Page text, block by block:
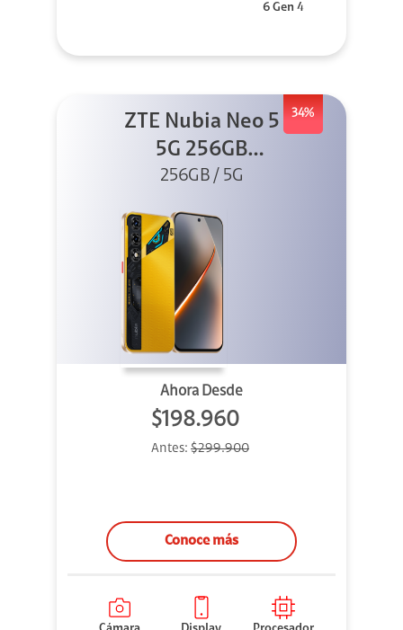
6 Gen 4
34%
ZTE Nubia Neo 5
5G 256GB
Dorado
256GB / 5G
Ahora Desde
$198.960
Antes: $299.900
Conoce más